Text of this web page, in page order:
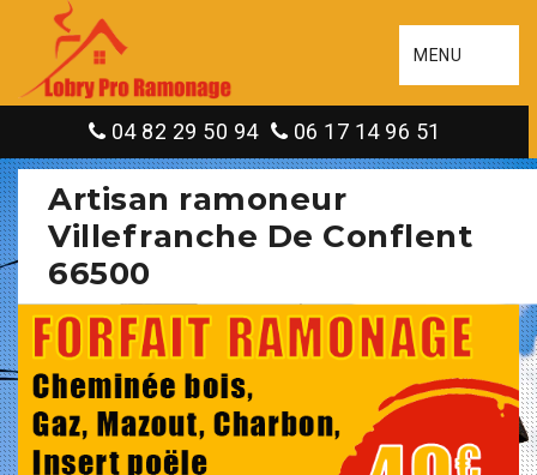
MENU
04 82 29 50 94 06 17 14 96 51
Artisan ramoneur
Villefranche De Conflent
66500